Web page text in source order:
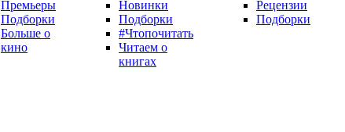
Премьеры
Подборки
Больше о
кино
Новинки
Подборки
#Чтопочитать
Читаем о
книгах
Рецензии
Подборки